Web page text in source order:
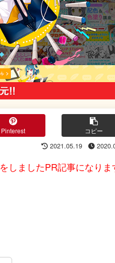
Pinterest コピー
2021.05.19
しましたPR記事になりま